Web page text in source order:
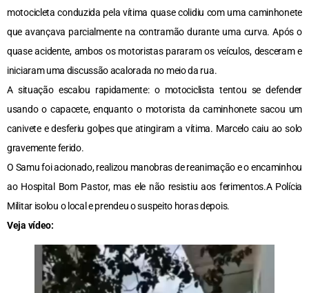
motocicleta conduzida pela vítima quase colidiu com uma caminhonete
que avançava parcialmente na contramão durante uma curva. Após o
quase acidente, ambos os motoristas pararam os veículos, desceram e
iniciaram uma discussão acalorada no meio da rua.
A situação escalou rapidamente: o motociclista tentou se defender
usando o capacete, enquanto o motorista da caminhonete sacou um
canivete e desferiu golpes que atingiram a vítima. Marcelo caiu ao solo
gravemente ferido.
O Samu foi acionado, realizou manobras de reanimação e o encaminhou
ao Hospital Bom Pastor, mas ele não resistiu aos ferimentos.A Polícia
Militar isolou o local e prendeu o suspeito horas depois.
Veja vídeo: